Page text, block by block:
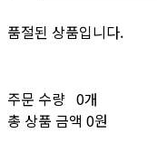
품절된 상품입니다.
주문 수량 0개
총 상품 금액 0원